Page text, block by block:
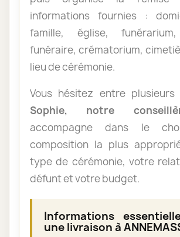
informations fournies :
famille, église,
funéraire, crématorium,
lieu de cérémonie.
Vous hésitez entre plusieurs
Sophie, notre
accompagne dans le
composition la plus
type de cérémonie, votre
défunt et votre budget.
Informations
une livraison à